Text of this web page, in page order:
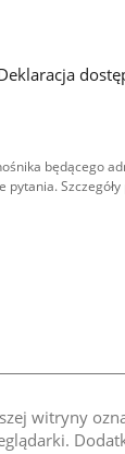
witryny
będącego